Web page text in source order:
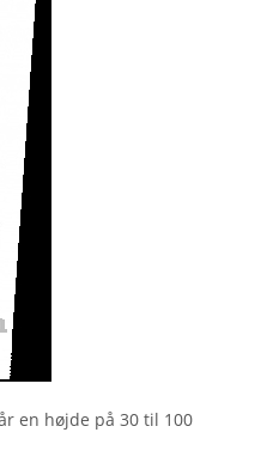
en højde på 30 til 100